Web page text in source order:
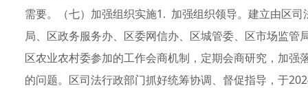
需要。（七）加强组织实施1. 加强组织领导。建立由区
局、区政务服务办、区委网信办、区城管委、区市场监
区农业农村委参加的工作会商机制，定期会商研究，加
的问题。区司法行政部门抓好统筹协调、督促指导，于